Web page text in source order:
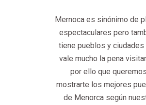
Mernoca es sinónimo de
espectaculares pero
tiene pueblos y ciudades
vale mucho la pena
por ello que queremos
mostrarte los mejores
de Menorca según